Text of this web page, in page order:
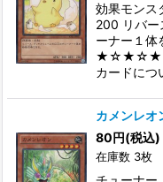
効果モン
200 リバー
ーナー１体
カードに
カメンレオ
80円(税込)
在庫数 3枚